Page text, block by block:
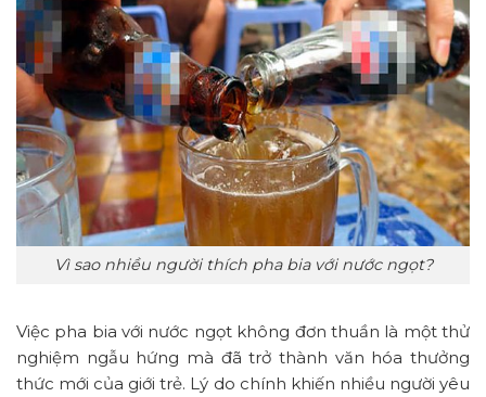
Vì sao nhiều người thích pha bia với nước ngọt?
Việc pha bia với nước ngọt không đơn thuần là một thử
nghiệm ngẫu hứng mà đã trở thành văn hóa thưởng
thức mới của giới trẻ. Lý do chính khiến nhiều người yêu